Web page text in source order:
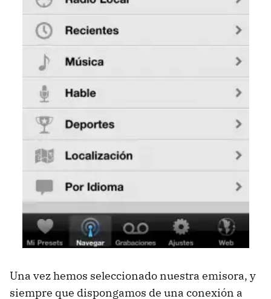
Una vez hemos seleccionado nuestra emisora, y
siempre que dispongamos de una conexión a